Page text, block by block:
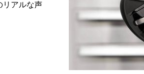
リアルな声